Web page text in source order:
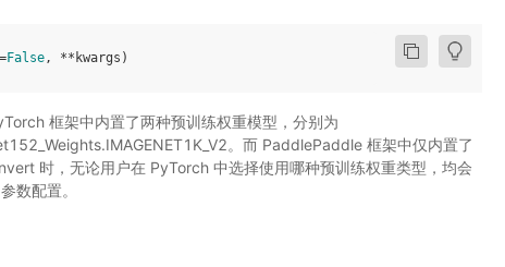
=False, ** kwargs )
框架中内置了两种预训练权重模型，分别为
。而 PaddlePaddle 框架中仅内置了
时，无论用户在 PyTorch 中选择使用哪种预训练权重类型，均会
数配置。